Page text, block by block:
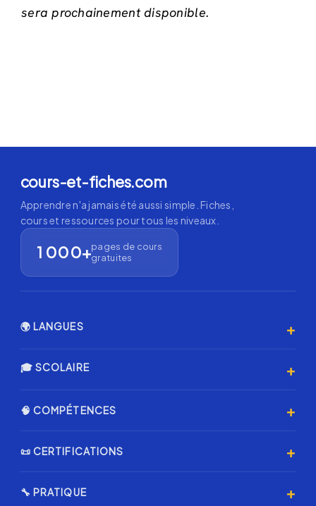
sera prochainement disponible.
cours-et-fiches.com
Apprendre n'a jamais été aussi simple. Fiches,
cours et ressources pour tous les niveaux.
1 000+pages de cours
gratuites
🌍 LANGUES +
Anglais 🇬🇧
Allemand 🇩🇪
Japonais 🇯🇵
🎓 SCOLAIRE +
Lycée
🧠 COMPÉTENCES +
Musique & Chant
📜 CERTIFICATIONS +
🔧 PRATIQUE +